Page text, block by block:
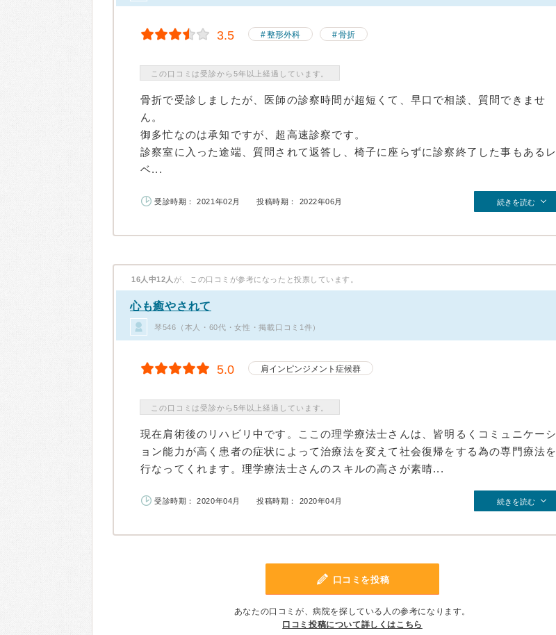
3.5 整形外科 骨折
この口コミは受診から5年以上経過しています。
骨折で受診しましたが、医師の診察時間が超短くて、早口で相談、質問できませ
ん。
御多忙なのは承知ですが、超高速診察です。
診察室に入った途端、質問されて返答し、椅子に座らずに診察終了した事もあるレ
ベ...
受診時期： 2021年02月 投稿時期： 2022年06月 続きを読む
16人中12人 が、この口コミが参考になったと投票しています。
心も癒やされて
琴546（本人・60代・女性・掲載口コミ1件）
5.0 肩インピンジメント症候群
この口コミは受診から5年以上経過しています。
現在肩術後のリハビリ中です。ここの理学療法士さんは、皆明るくコミュニケーシ
ョン能力が高く患者の症状によって治療法を変えて社会復帰をする為の専門療法を
行なってくれます。理学療法士さんのスキルの高さが素晴...
受診時期： 2020年04月 投稿時期： 2020年04月 続きを読む
口コミを投稿
あなたの口コミが、病院を探している人の参考になります。
口コミ投稿について詳しくはこちら